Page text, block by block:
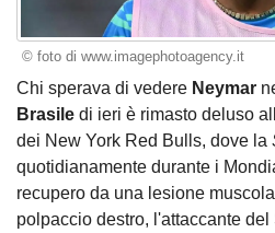
© foto di www.imagephotoagency.it
Chi sperava di vedere Neymar
Brasile di ieri è rimasto deluso
dei New York Red Bulls, dove la
quotidianamente durante i
recupero da una lesione
polpaccio destro, l'attaccante